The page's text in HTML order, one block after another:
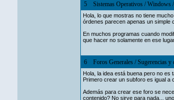
5 Sistemas Operativos /Windows /
Hola, lo que mostras no tiene
órdenes parecen apenas un simple
En muchos programas cuando
que hacer no solamente en ese
6 Foros Generales /Sugerencias y
Hola, la idea está buena pero no es
Primero crear un subforo es igual a
Además para crear ese foro se
contenido? No sirve para nada...